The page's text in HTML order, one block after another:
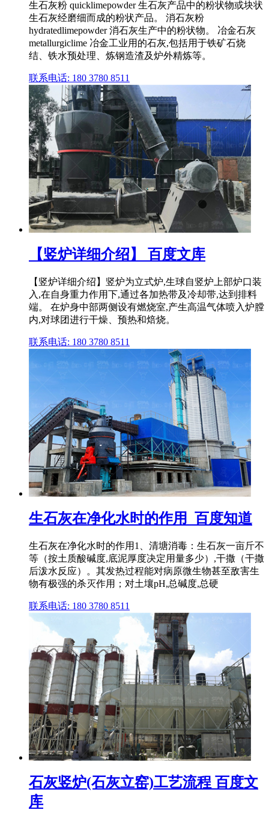
生石灰粉 quicklimepowder 生石灰产品中的粉状物或块状
生石灰经磨细而成的粉状产品。 消石灰粉
hydratedlimepowder 消石灰生产中的粉状物。 冶金石灰
metallurgiclime 冶金工业用的石灰,包括用于铁矿石烧
结、铁水预处理、炼钢造渣及炉外精炼等。
联系电话: 180 3780 8511
【竖炉详细介绍】 百度文库
【竖炉详细介绍】竖炉为立式炉,生球自竖炉上部炉口装
入,在自身重力作用下,通过各加热带及冷却带,达到排料
端。 在炉身中部两侧设有燃烧室,产生高温气体喷入炉膛
内,对球团进行干燥、预热和焙烧。
联系电话: 180 3780 8511
生石灰在净化水时的作用_百度知道
生石灰在净化水时的作用1、清塘消毒：生石灰一亩斤不
等（按土质酸碱度,底泥厚度决定用量多少）,干撒（干撒
后泼水反应）。其发热过程能对病原微生物甚至敌害生
物有极强的杀灭作用；对土壤pH,总碱度,总硬
联系电话: 180 3780 8511
石灰竖炉(石灰立窑)工艺流程 百度文
库